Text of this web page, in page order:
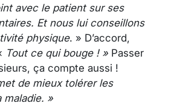
avec le patient sur ses
Et nous lui conseillons
physique. » D’accord,
Tout ce qui bouge ! » Passer
ça compte aussi !
de mieux tolérer les
maladie. »